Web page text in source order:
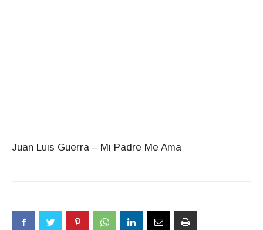
Juan Luis Guerra – Mi Padre Me Ama